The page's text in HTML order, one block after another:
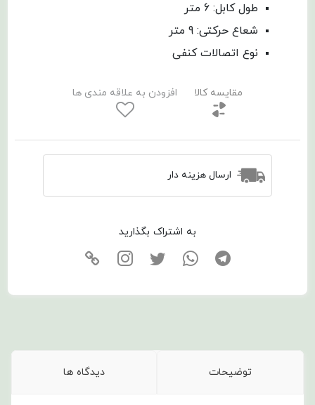
طول کابل: 6 متر
شعاع حرکتی: 9 متر
نوع اتصالات کنفی
مقایسه کالا افزودن به علاقه مندی ها
ارسال هزینه دار
به اشتراک بگذارید
توضیحات دیدگاه ها